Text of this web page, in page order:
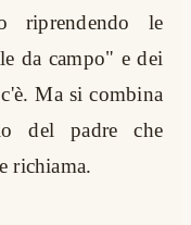
riprendendo le
da campo" e dei
Ma si combina
del padre che
richiama.